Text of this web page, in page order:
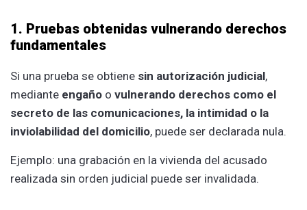
1. Pruebas obtenidas vulnerando derechos
fundamentales
Si una prueba se obtiene sin autorización judicial,
mediante engaño o vulnerando derechos como el
secreto de las comunicaciones, la intimidad o la
inviolabilidad del domicilio, puede ser declarada nula.
Ejemplo: una grabación en la vivienda del acusado
realizada sin orden judicial puede ser invalidada.